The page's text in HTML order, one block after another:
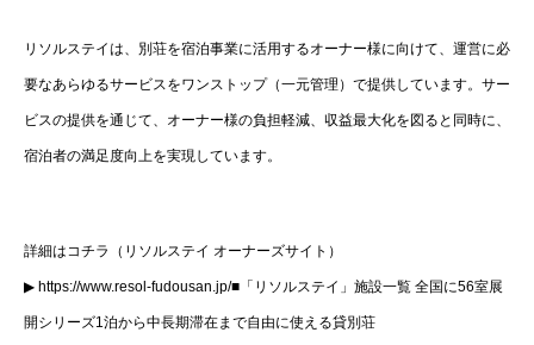
リソルステイは、別荘を宿泊事業に活用するオーナー様に向けて、運営に必
要なあらゆるサービスをワンストップ（一元管理）で提供しています。サー
ビスの提供を通じて、オーナー様の負担軽減、収益最大化を図ると同時に、
宿泊者の満足度向上を実現しています。
詳細はコチラ（リソルステイ オーナーズサイト）
▶ https://www.resol-fudousan.jp/■「リソルステイ」施設一覧 全国に56室展
開シリーズ1泊から中長期滞在まで自由に使える貸別荘